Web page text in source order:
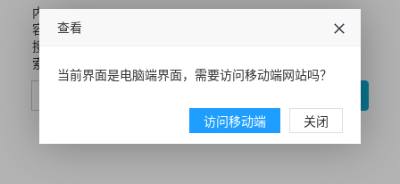
内
容
搜
索
查看
当前界面是电脑端界面，需要访问移动端网站吗？
访问移动端 关闭